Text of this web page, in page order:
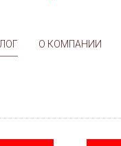
О КОМПАНИИ